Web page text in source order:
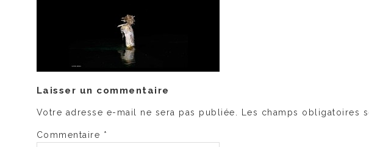
Laisser un commentaire
Votre adresse e-mail ne sera pas publiée. Les champs obligatoires
Commentaire *